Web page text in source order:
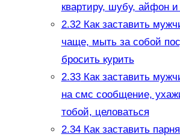
квартиру, шубу, айфон и
2.32Как заставить
чаще, мыть за собой
бросить курить
2.33Как заставить
на смс сообщение,
тобой, целоваться
2.34Как заставить